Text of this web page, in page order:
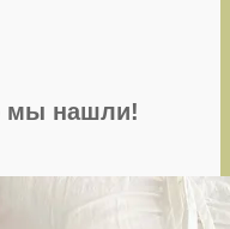
мы нашли!